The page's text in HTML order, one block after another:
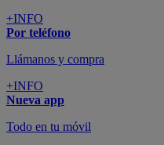
+INFO
Por teléfono
Llámanos y compra
+INFO
Nueva app
Todo en tu móvil